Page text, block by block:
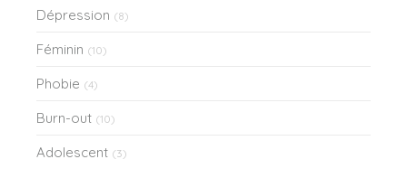
Dépression (8)
Féminin (10)
Phobie (4)
Burn-out (10)
Adolescent (3)